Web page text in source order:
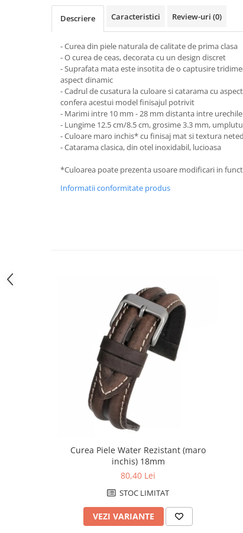
Curele Ceasuri
Curele Apple Watch
Curele cauciuc
Curele Garmin
Curele metalice
Curele militare
Curele Samsung Watch
Curele textile
Handmade / Bijutieri
Dispozitive Bratari
Modelarea Metalului
PROMOTII Curele Apple Watch
PROMOTII Curele Garmin
PROMOTII Scule Bijutier
Descriere Caracteristici Review-uri (0)
- Curea din piele naturala de calitate de prima clasa
- O curea de ceas, decorata cu un design discret
- Suprafata mata este insotita de o captusire
aspect dinamic
- Cadrul de cusatura la culoare si catarama cu
confera acestui model finisajul potrivit
- Marimi intre 10 mm - 28 mm distanta intre
- Lungime 12.5 cm/8.5 cm, grosime 3.3 mm,
- Culoare maro inchis* cu finisaj mat si textura
- Catarama clasica, din otel inoxidabil, lucioasa
*Culoarea poate prezenta usoare modificari in
Informatii conformitate produs
Curea Piele Water Rezistant (maro
inchis) 18mm
80,40 Lei
STOC LIMITAT
VEZI VARIANTE